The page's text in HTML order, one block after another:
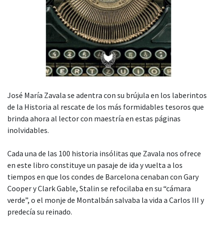
José María Zavala se adentra con su brújula en los laberintos
de la Historia al rescate de los más formidables tesoros que
brinda ahora al lector con maestría en estas páginas
inolvidables.
Cada una de las 100 historia insólitas que Zavala nos ofrece
en este libro constituye un pasaje de ida y vuelta a los
tiempos en que los condes de Barcelona cenaban con Gary
Cooper y Clark Gable, Stalin se refocilaba en su “cámara
verde”, o el monje de Montalbán salvaba la vida a Carlos III y
predecía su reinado.